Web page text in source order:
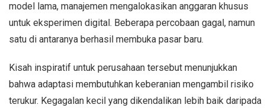
model lama, manajemen mengalokasikan anggaran khusus
untuk eksperimen digital. Beberapa percobaan gagal, namun
satu di antaranya berhasil membuka pasar baru.
Kisah inspiratif untuk perusahaan tersebut menunjukkan
bahwa adaptasi membutuhkan keberanian mengambil risiko
terukur. Kegagalan kecil yang dikendalikan lebih baik daripada